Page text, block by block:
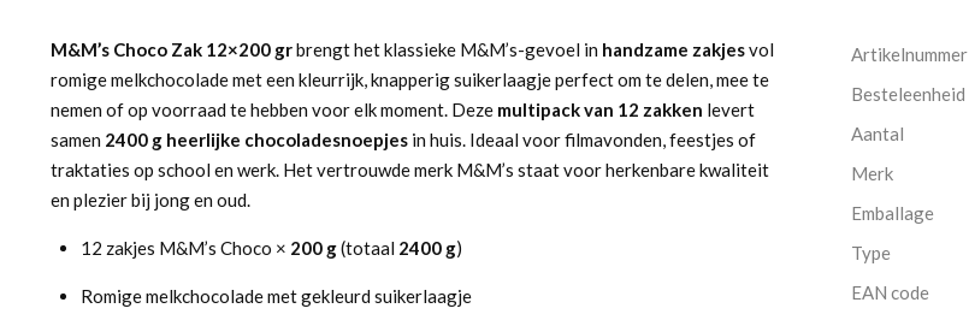
M&M’s Choco Zak 12×200 grbrengt het klassieke M&M’s-gevoel in handzame zakjesvol
romige melkchocolade met een kleurrijk, knapperig suikerlaagje perfect om te delen, mee te
nemen of op voorraad te hebben voor elk moment. Deze multipack van 12 zakken levert
samen 2400 g heerlijke chocoladesnoepjes in huis. Ideaal voor filmavonden, feestjes of
traktaties op school en werk. Het vertrouwde merk M&M’s staat voor herkenbare kwaliteit
en plezier bij jong en oud.
12 zakjes M&M’s Choco × 200 g(totaal 2400 g)
Romige melkchocolade met gekleurd suikerlaagje
Artikelnummer
Besteleenheid
Aantal
Merk
Emballage
Type
EAN code